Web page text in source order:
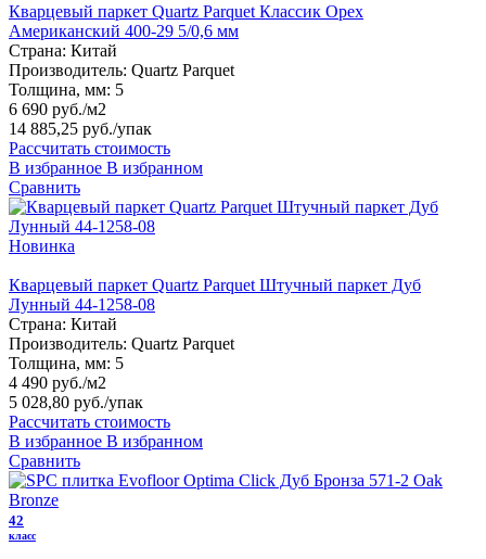
Кварцевый паркет Quartz Parquet Классик Орех
Американский 400-29 5/0,6 мм
Страна: Китай
Производитель: Quartz Parquet
Толщина, мм: 5
6 690 руб./м2
14 885,25 руб./упак
Рассчитать стоимость
В избранное В избранном
Сравнить
Новинка
Кварцевый паркет Quartz Parquet Штучный паркет Дуб
Лунный 44-1258-08
Страна: Китай
Производитель: Quartz Parquet
Толщина, мм: 5
4 490 руб./м2
5 028,80 руб./упак
Рассчитать стоимость
В избранное В избранном
Сравнить
42
класс